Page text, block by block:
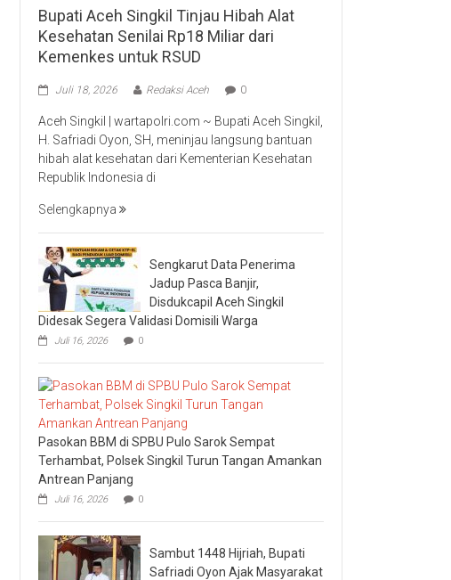
Bupati Aceh Singkil Tinjau Hibah Alat
Kesehatan Senilai Rp18 Miliar dari
Kemenkes untuk RSUD
Juli 18, 2026 Redaksi Aceh 0
Aceh Singkil | wartapolri.com ~ Bupati Aceh Singkil,
H. Safriadi Oyon, SH, meninjau langsung bantuan
hibah alat kesehatan dari Kementerian Kesehatan
Republik Indonesia di
Selengkapnya
Sengkarut Data Penerima
Jadup Pasca Banjir,
Disdukcapil Aceh Singkil
Didesak Segera Validasi Domisili Warga
Juli 16, 2026 0
Pasokan BBM di SPBU Pulo Sarok Sempat
Terhambat, Polsek Singkil Turun Tangan Amankan
Antrean Panjang
Juli 16, 2026 0
Sambut 1448 Hijriah, Bupati
Safriadi Oyon Ajak Masyarakat